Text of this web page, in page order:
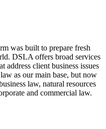
was built to prepare fresh
DSLA offers broad services
address client business issues
as our main base, but now
law, natural resources
and commercial law.